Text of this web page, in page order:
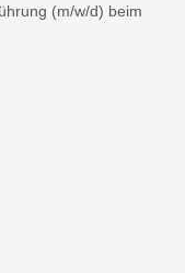
(m/w/d) beim